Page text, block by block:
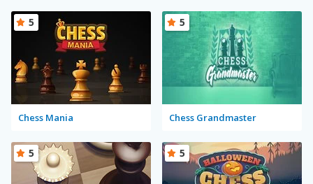
Chess Mania
5
Chess Grandmaster
5
5 5